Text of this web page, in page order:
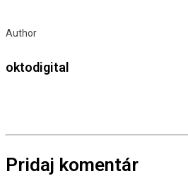
Author
oktodigital
Pridaj komentár